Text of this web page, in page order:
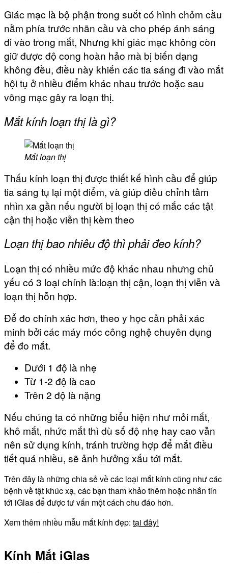
Giác mạc là bộ phận trong suốt có hình chỏm cầu
nằm phía trước nhãn cầu và cho phép ánh sáng
đi vào trong mắt, Nhưng khi giác mạc không còn
giữ được độ cong hoàn hảo mà bị biến dạng
không đều, điều này khiến các tia sáng đi vào mắt
hội tụ ở nhiều điểm khác nhau trước hoặc sau
võng mạc gây ra loạn thị.
Mắt kính loạn thị là gì?
Mắt loạn thị
Thấu kính loạn thị được thiết kế hình cầu để giúp
tia sáng tụ lại một điểm, và giúp điều chỉnh tầm
nhìn xa gần nếu người bị loạn thị có mắc các tật
cận thị hoặc viễn thị kèm theo
Loạn thị bao nhiêu độ thì phải đeo kính?
Loạn thị có nhiều mức độ khác nhau nhưng chủ
yếu có 3 loại chính là:loạn thị cận, loạn thị viễn và
loạn thị hỗn hợp.
Để đo chính xác hơn, theo y học cần phải xác
minh bởi các máy móc công nghệ chuyên dụng
để đo mắt.
Dưới 1 độ là nhẹ
Từ 1-2 độ là cao
Trên 2 độ là nặng
Nếu chúng ta có những biểu hiện như mỏi mắt,
khô mắt, nhức mắt thì dù số độ nhẹ hay cao vẫn
nên sử dụng kính, tránh trường hợp để mắt điều
tiết quá nhiều, sẽ ảnh hưởng xấu tới mắt.
Trên đây là những chia sẻ về các loại mắt kính cũng như các
bệnh về tật khúc xạ, các bạn tham khảo thêm hoặc nhắn tin
tới iGlas để được tư vấn một cách chu đáo hơn.
Xem thêm nhiều mẫu mắt kính đẹp: tại đây!
Kính Mắt iGlas